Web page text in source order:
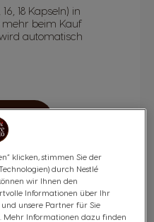
18 Kapseln) in
mehr beim Kauf
automatisch
klicken, stimmen Sie der
durch Nestlé
wir Ihnen den
Informationen über Ihr
unsere Partner für Sie
Mehr Informationen dazu finden